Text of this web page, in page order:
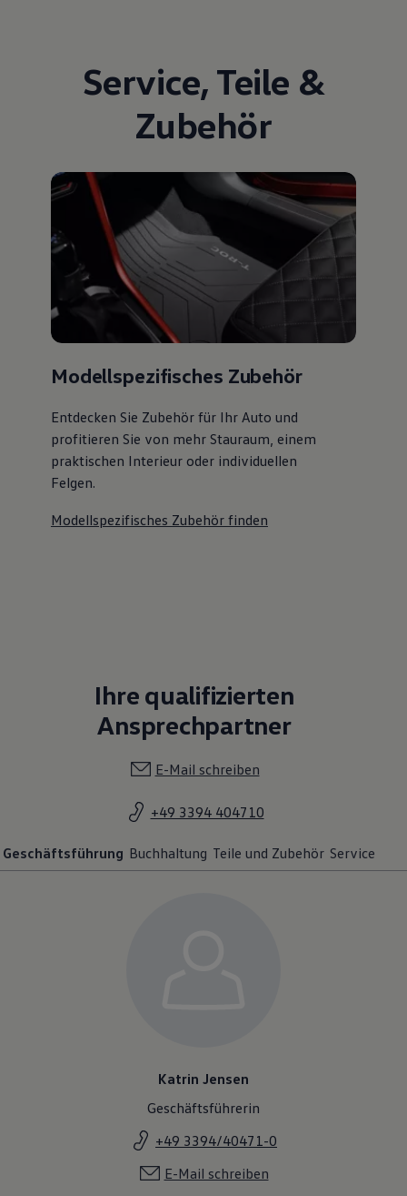
Service, Teile &
Zubehör
Modellspezifisches Zubehör
Entdecken Sie Zubehör für Ihr Auto und
profitieren Sie von mehr Stauraum, einem
praktischen Interieur oder individuellen
Felgen.
Modellspezifisches Zubehör finden
Ihre qualifizierten
Ansprechpartner
E-Mail schreiben
+49 3394 404710
Geschäftsführung Buchhaltung Teile und Zubehör Service
Katrin Jensen
Geschäftsführerin
+49 3394/40471-0
E-Mail schreiben